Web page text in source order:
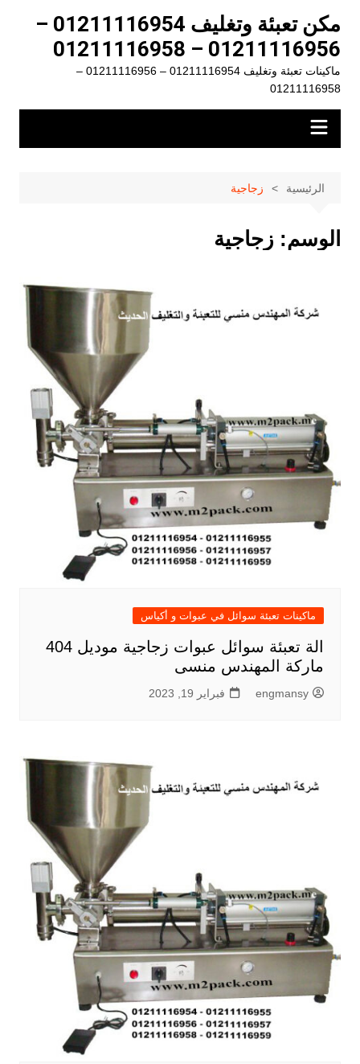
المحتوى
مكن تعبئة وتغليف 01211116954 –
01211116956 – 01211116958
ماكينات تعبئة وتغليف 01211116954 – 01211116956 –
01211116958
الرئيسية زجاجية
الوسم: زجاجية
ماكينات تعبئة سوائل في عبوات و أكياس
الة تعبئة سوائل عبوات زجاجية موديل 404
ماركة المهندس منسى
engmansy فبراير 19, 2023